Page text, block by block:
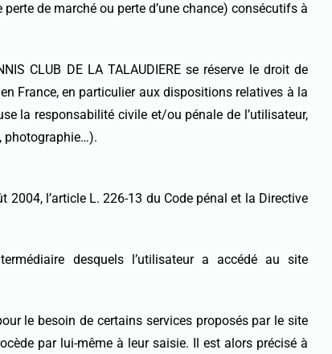
de marché ou perte d’une chance) consécutifs à
CLUB DE LA TALAUDIERE se réserve le droit de
France, en particulier aux dispositions relatives à la
la responsabilité civile et/ou pénale de l’utilisateur,
photographie…).
l’article L. 226-13 du Code pénal et la Directive
desquels l’utilisateur a accédé au site
le besoin de certains services proposés par le site
par lui-même à leur saisie. Il est alors précisé à